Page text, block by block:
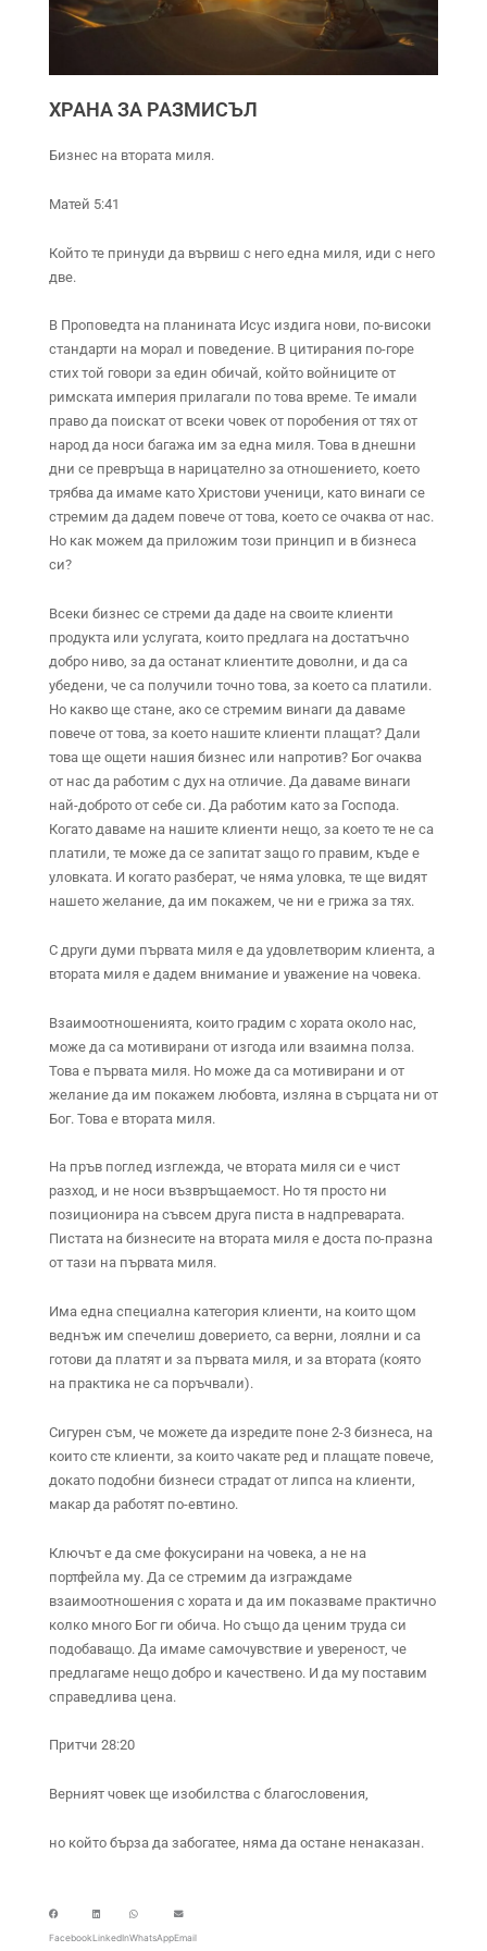
ХРАНА ЗА РАЗМИСЪЛ
Бизнес на втората миля.
Матей 5:41
Който те принуди да вървиш с него една миля, иди с него
две.
В Проповедта на планината Исус издига нови, по-високи
стандарти на морал и поведение. В цитирания по-горе
стих той говори за един обичай, който войниците от
римската империя прилагали по това време. Те имали
право да поискат от всеки човек от поробения от тях от
народ да носи багажа им за една миля. Това в днешни
дни се превръща в нарицателно за отношението, което
трябва да имаме като Христови ученици, като винаги се
стремим да дадем повече от това, което се очаква от нас.
Но как можем да приложим този принцип и в бизнеса
си?
Всеки бизнес се стреми да даде на своите клиенти
продукта или услугата, които предлага на достатъчно
добро ниво, за да останат клиентите доволни, и да са
убедени, че са получили точно това, за което са платили.
Но какво ще стане, ако се стремим винаги да даваме
повече от това, за което нашите клиенти плащат? Дали
това ще ощети нашия бизнес или напротив? Бог очаква
от нас да работим с дух на отличие. Да даваме винаги
най-доброто от себе си. Да работим като за Господа.
Когато даваме на нашите клиенти нещо, за което те не са
платили, те може да се запитат защо го правим, къде е
уловката. И когато разберат, че няма уловка, те ще видят
нашето желание, да им покажем, че ни е грижа за тях.
С други думи първата миля е да удовлетворим клиента, а
втората миля е дадем внимание и уважение на човека.
Взаимоотношенията, които градим с хората около нас,
може да са мотивирани от изгода или взаимна полза.
Това е първата миля. Но може да са мотивирани и от
желание да им покажем любовта, изляна в сърцата ни от
Бог. Това е втората миля.
На пръв поглед изглежда, че втората миля си е чист
разход, и не носи възвръщаемост. Но тя просто ни
позиционира на съвсем друга писта в надпреварата.
Пистата на бизнесите на втората миля е доста по-празна
от тази на първата миля.
Има една специална категория клиенти, на които щом
веднъж им спечелиш доверието, са верни, лоялни и са
готови да платят и за първата миля, и за втората (която
на практика не са поръчвали).
Сигурен съм, че можете да изредите поне 2-3 бизнеса, на
които сте клиенти, за които чакате ред и плащате повече,
докато подобни бизнеси страдат от липса на клиенти,
макар да работят по-евтино.
Ключът е да сме фокусирани на човека, а не на
портфейла му. Да се стремим да изграждаме
взаимоотношения с хората и да им показваме практично
колко много Бог ги обича. Но също да ценим труда си
подобаващо. Да имаме самочувствие и увереност, че
предлагаме нещо добро и качествено. И да му поставим
справедлива цена.
Притчи 28:20
Верният човек ще изобилства с благословения,
но който бърза да забогатее, няма да остане ненаказан.
FacebookLinkedInWhatsAppEmail